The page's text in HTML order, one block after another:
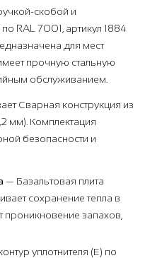
скобой и
RAL 7001, артикул 1884
для мест
прочную стальную
обслуживанием.
Сварная конструкция из
мм). Комплектация
безопасности и
— Базальтовая плита
сохранение тепла в
запахов,
уплотнителя (Е) по